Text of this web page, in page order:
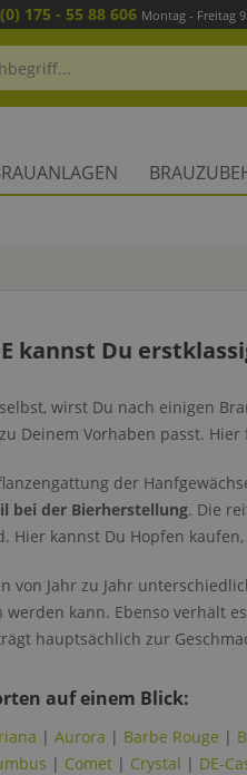
175 - 55 88 606 Montag - Freitag
kannst Du
wirst Du nach einigen
Deinem Vorhaben passt. Hier
der
bei der Bierherstellung. Die
Hier kannst Du Hopfen
von Jahr zu Jahr
werden kann. Ebenso verhält
hauptsächlich zur
auf einem Blick:
| Aurora | Barbe Rouge |
| Comet | Crystal | DE-